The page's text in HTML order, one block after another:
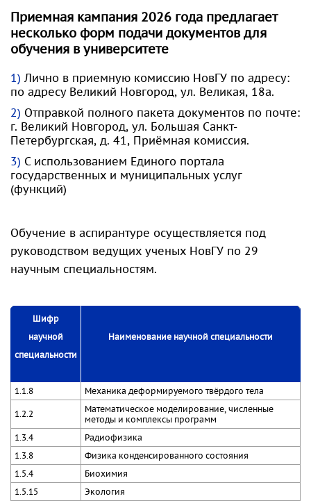
Приемная кампания 2026 года предлагает
несколько форм подачи документов для
обучения в университете
Лично в приемную комиссию НовГУ по адресу:
по адресу Великий Новгород, ул. Великая, 18а.
Отправкой полного пакета документов по почте:
г. Великий Новгород, ул. Большая Санкт-
Петербургская, д. 41, Приёмная комиссия.
С использованием Единого портала
государственных и муниципальных услуг
(функций)
Обучение в аспирантуре осуществляется под
руководством ведущих ученых НовГУ по 29
научным специальностям.
Шифр
научной
специальности
Наименование научной специальности
1.1.8 Механика деформируемого твёрдого тела
1.2.2
Математическое моделирование, численные
методы и комплексы программ
1.3.4
Радиофизика
1.3.8
Физика конденсированного состояния
1.5.4
Биохимия
1.5.15
Экология